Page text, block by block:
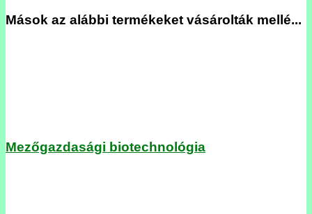
Mások az alábbi termékeket vásárolták mellé...
Mezőgazdasági biotechnológia